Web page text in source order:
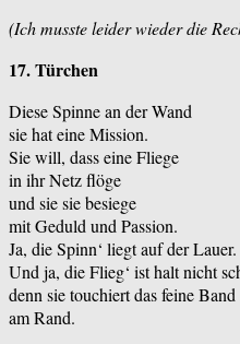
(Ich musste leider wieder die
17. Türchen
Diese Spinne an der Wand
sie hat eine Mission.
Sie will, dass eine Fliege
in ihr Netz flöge
und sie sie besiege
mit Geduld und Passion.
Ja, die Spinn‘ liegt auf der Lauer.
Und ja, die Flieg‘ ist halt nicht
denn sie touchiert das feine Band
am Rand.